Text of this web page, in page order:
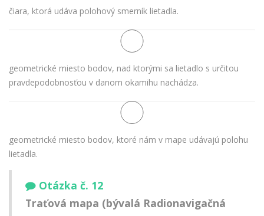
čiara, ktorá udáva polohový smerník lietadla.
geometrické miesto bodov, nad ktorými sa lietadlo s určitou
pravdepodobnosťou v danom okamihu nachádza.
geometrické miesto bodov, ktoré nám v mape udávajú polohu
lietadla.
Otázka č. 12
Traťová mapa (bývalá Radionavigačná